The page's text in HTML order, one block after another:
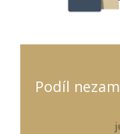
Podíl